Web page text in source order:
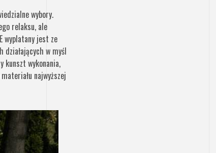
wybory.
relaksu, ale
wyplatany jest ze
działających w myśl
kunszt wykonania,
najwyższej